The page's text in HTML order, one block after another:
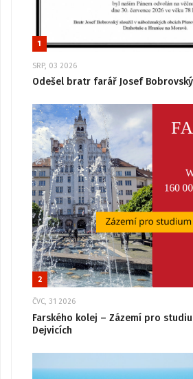
1
SRP, 03 2026
Odešel bratr farář Josef Bobrovský
2
ČVC, 31 2026
Farského kolej – Zázemí pro
Dejvicích